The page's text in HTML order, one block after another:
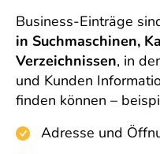
Business-Einträge
in Suchmaschinen,
Verzeichnissen, in
und Kunden
finden können –
Adresse und